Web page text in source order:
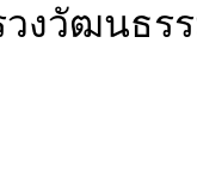
วัฒนธรร